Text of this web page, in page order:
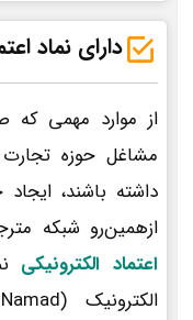
دارای نماد
از موارد مهمی
مشاغل حوزه تجارت
داشته باشند،
ازهمین‌رو شبکه
اعتماد الکترونیکی
الکترونیک (E-Namad) توسط م